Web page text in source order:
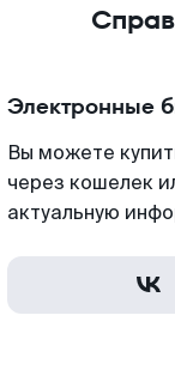
Электронные
Вы можете
через кошелек
актуальную